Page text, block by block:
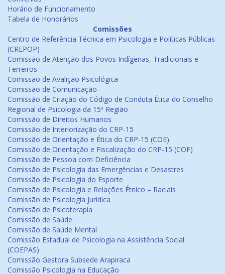
Horário de Funcionamento
Tabela de Honorários
Comissões
Centro de Referência Técnica em Psicologia e Políticas Públicas
(CREPOP)
Comissão de Atenção dos Povos Indígenas, Tradicionais e
Terreiros
Comissão de Avalição Psicológica
Comissão de Comunicação
Comissão de Criação do Código de Conduta Ética do Conselho
Regional de Psicologia da 15ª Região
Comissão de Direitos Humanos
Comissão de Interiorização do CRP-15
Comissão de Orientação e Ética do CRP-15 (COE)
Comissão de Orientação e Fiscalização do CRP-15 (COF)
Comissão de Pessoa com Deficiência
Comissão de Psicologia das Emergências e Desastres
Comissão de Psicologia do Esporte
Comissão de Psicologia e Relações Étnico – Raciais
Comissão de Psicologia Jurídica
Comissão de Psicoterapia
Comissão de Saúde
Comissão de Saúde Mental
Comissão Estadual de Psicologia na Assistência Social
(COEPAS)
Comissão Gestora Subsede Arapiraca
Comissão Psicologia na Educação